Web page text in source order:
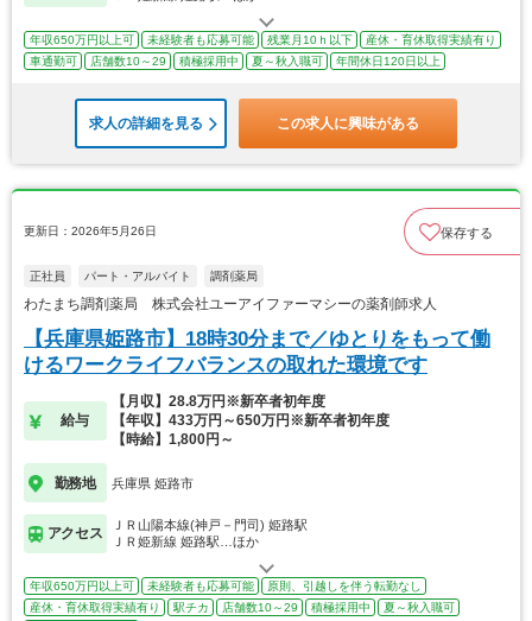
年収650万円以上可 未経験者も応募可能 残業月10ｈ以下
産休・育休取得実績有り
車通勤可
店舗数10～29 積極採用中 夏～秋入職可 年間休日120日以上
求人の詳細を見る この求人に興味がある
更新日：2026年5月26日 保存する
正社員 パート・アルバイト 調剤薬局
わたまち調剤薬局 株式会社ユーアイファーマシーの薬剤師求人
【兵庫県姫路市】18時30分まで／ゆとりをもって働
けるワークライフバランスの取れた環境です
給与
【月収】28.8万円※新卒者初年度
【年収】433万円～650万円※新卒者初年度
【時給】1,800円～
勤務地 兵庫県 姫路市
アクセス
ＪＲ山陽本線(神戸－門司) 姫路駅
ＪＲ姫新線 姫路駅…ほか
年収650万円以上可 未経験者も応募可能
原則、引越しを伴う転勤なし
産休・育休取得実績有り
駅チカ 店舗数10～29 積極採用中
夏～秋入職可